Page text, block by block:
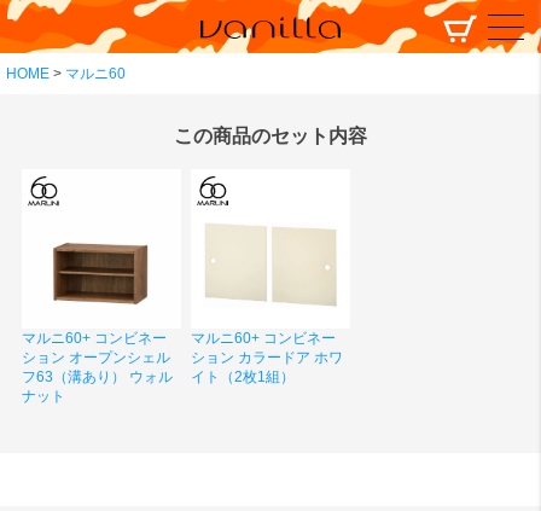
HOME マルニ60
この商品のセット内容
マルニ60+ コンビネー
ション オープンシェル
フ63（溝あり） ウォル
ナット
マルニ60+ コンビネー
ション カラードア ホワ
イト（2枚1組）